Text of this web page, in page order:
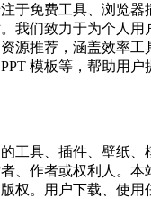
于免费工具、浏览器
我们致力于为个人用
源推荐，涵盖效率
模板等，帮助用
工具、插件、壁纸、
、作者或权利人。本
权。用户下载、使用